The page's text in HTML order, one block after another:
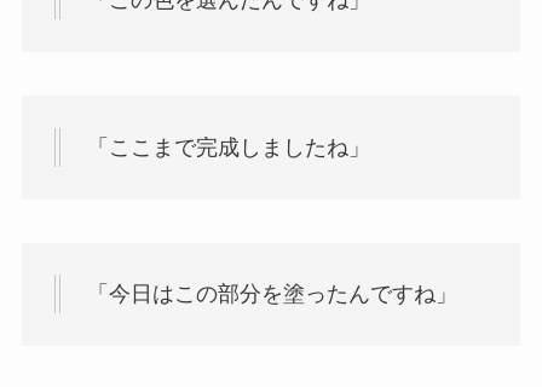
「ここまで完成しましたね」
「今日はこの部分を塗ったんですね」